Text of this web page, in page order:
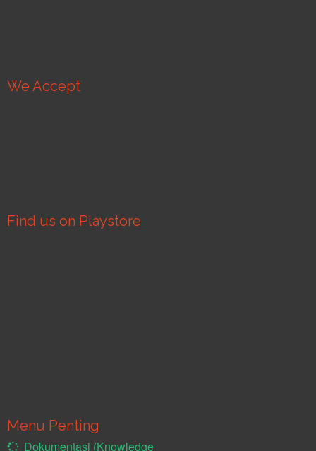
We Accept
Find us on Playstore
Menu Penting
Dokumentasi (Knowledge